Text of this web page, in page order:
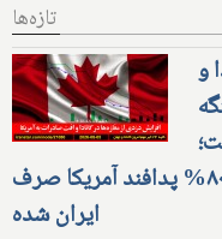
تازه‌ها
و
تقریبا تمامی موشک‌های دوربرد و ۸۰% پدافند آمریکا صرف
ایران شده